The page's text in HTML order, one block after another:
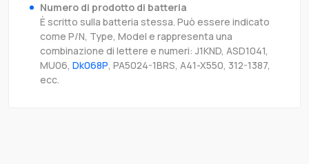
Numero di prodotto di batteria
È scritto sulla batteria stessa. Può essere indicato
come P/N, Type, Model e rappresenta una
combinazione di lettere e numeri: J1KND, ASD1041,
MU06, Dk068P, PA5024-1BRS, A41-X550, 312-1387,
ecc.